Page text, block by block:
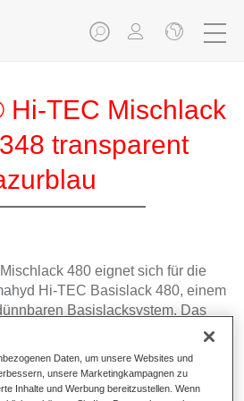
Hi-TEC Mischlack
transparent
480 eignet sich für die
Hi-TEC Basislack 480, einem
Basislacksystem. Das
Daten, um unsere Websites und
unsere Marketingkampagnen zu
Inhalte und Werbung bereitzustellen. Wenn